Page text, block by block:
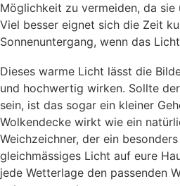
Möglichkeit zu vermeiden, da
Viel besser eignet sich die Zeit
Sonnenuntergang, wenn das
Dieses warme Licht lässt die
und hochwertig wirken. Sollte
sein, ist das sogar ein kleiner
Wolkendecke wirkt wie ein
Weichzeichner, der ein
gleichmässiges Licht auf eure
jede Wetterlage den passenden